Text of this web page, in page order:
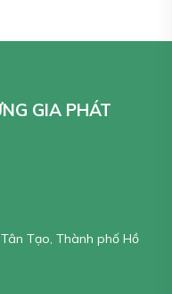
GIA PHÁT
Tạo, Thành phố Hồ